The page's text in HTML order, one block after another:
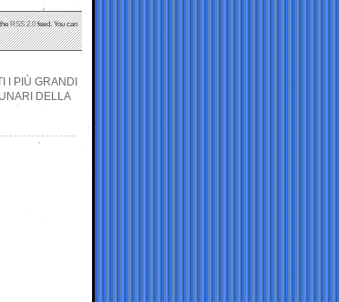
RSS 2.0feed. You can
I PIÙ GRANDI
DELLA